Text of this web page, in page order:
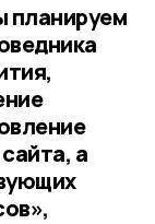
планируем
а